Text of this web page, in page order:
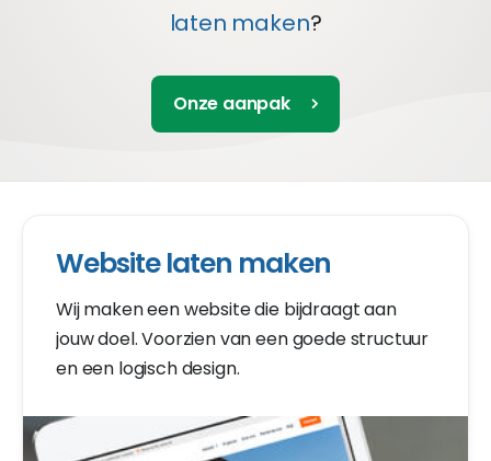
laten maken?
Onze aanpak
Website laten maken
Wij maken een website die bijdraagt aan
jouw doel. Voorzien van een goede structuur
en een logisch design.